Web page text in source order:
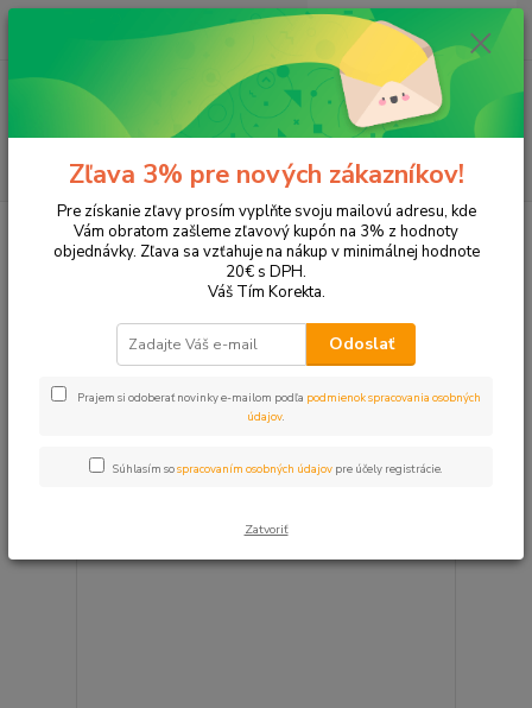
Hľadať
ks
za 0,00 EUR
Kancelárska technika Kalkulačky
Upresniť parametre
Najdrahšie
Zobrazujem 1-13 z 13
Zľava 3% pre nových zákazníkov!
Pre získanie zľavy prosím vyplňte svoju mailovú adresu, kde
Vám obratom zašleme zľavový kupón na 3% z hodnoty
objednávky. Zľava sa vzťahuje na nákup v minimálnej hodnote
20€ s DPH.
Váš Tím Korekta.
Odoslať
Prajem si odoberať novinky e-mailom podľa podmienok spracovania osobných
údajov.
Súhlasím sospracovaním osobných údajov pre účely registrácie.
Zatvoriť